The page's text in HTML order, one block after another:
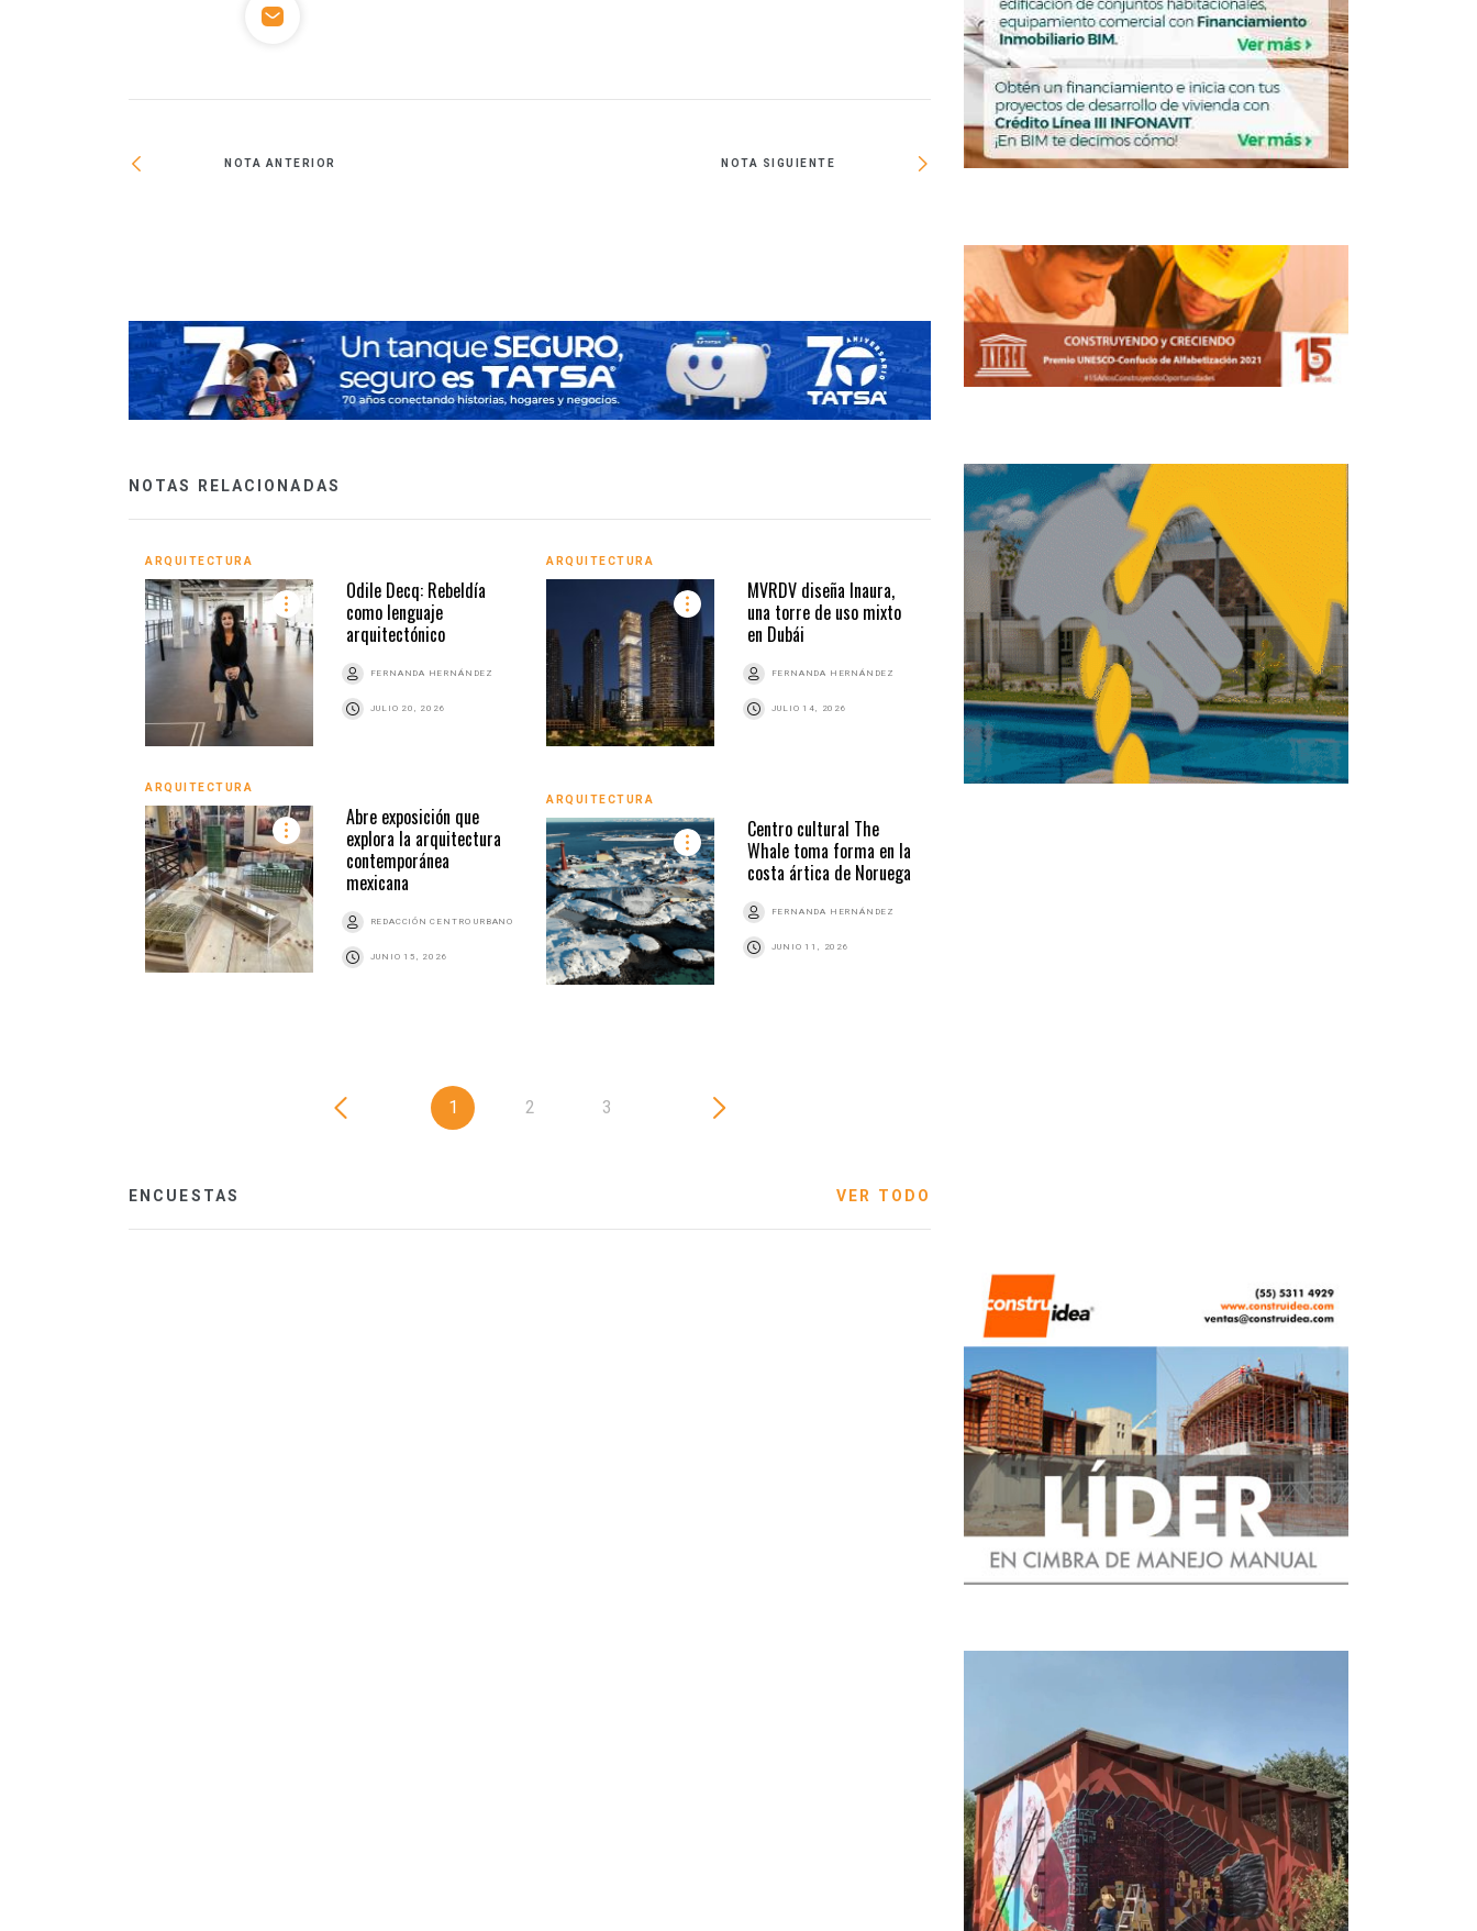
NOTA ANTERIOR NOTA SIGUIENTE
NOTAS RELACIONADAS
ARQUITECTURA
Odile Decq: Rebeldía
como lenguaje
arquitectónico
FERNANDA HERNÁNDEZ
JULIO 20, 2026
ARQUITECTURA
MVRDV diseña Inaura,
una torre de uso mixto
en Dubái
FERNANDA HERNÁNDEZ
JULIO 14, 2026
ARQUITECTURA
Abre exposición que
explora la arquitectura
contemporánea
mexicana
REDACCIÓN CENTRO URBANO
JUNIO 15, 2026
ARQUITECTURA
Centro cultural The
Whale toma forma en la
costa ártica de Noruega
FERNANDA HERNÁNDEZ
JUNIO 11, 2026
ARQUITECTURA
La Tour Triangle de
Herzog & de Meuron
entra en su etapa final
FERNANDA HERNÁNDEZ
JUNIO 10, 2026
ARQUITECTURA
1 2 3
ENCUESTAS VER TODO